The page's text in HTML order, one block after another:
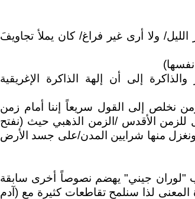
ولا أرى غير فراغ/ كان يملأ تجاويفَ
إلى أن إلهة الذاكرة الإغريقية
نخلص إلى القول سريعاً إننا أمام زمن
للزمن الأقدس /الزمن الذهبي حيث (نفتح
/ونغزل منها شرايين المدن/على جسد الأرض
"لوران جيني" يهضم نصوصاً أخرى سابقة
المعنى لذا سنلمح تقاطعات كثيرة مع (آدم